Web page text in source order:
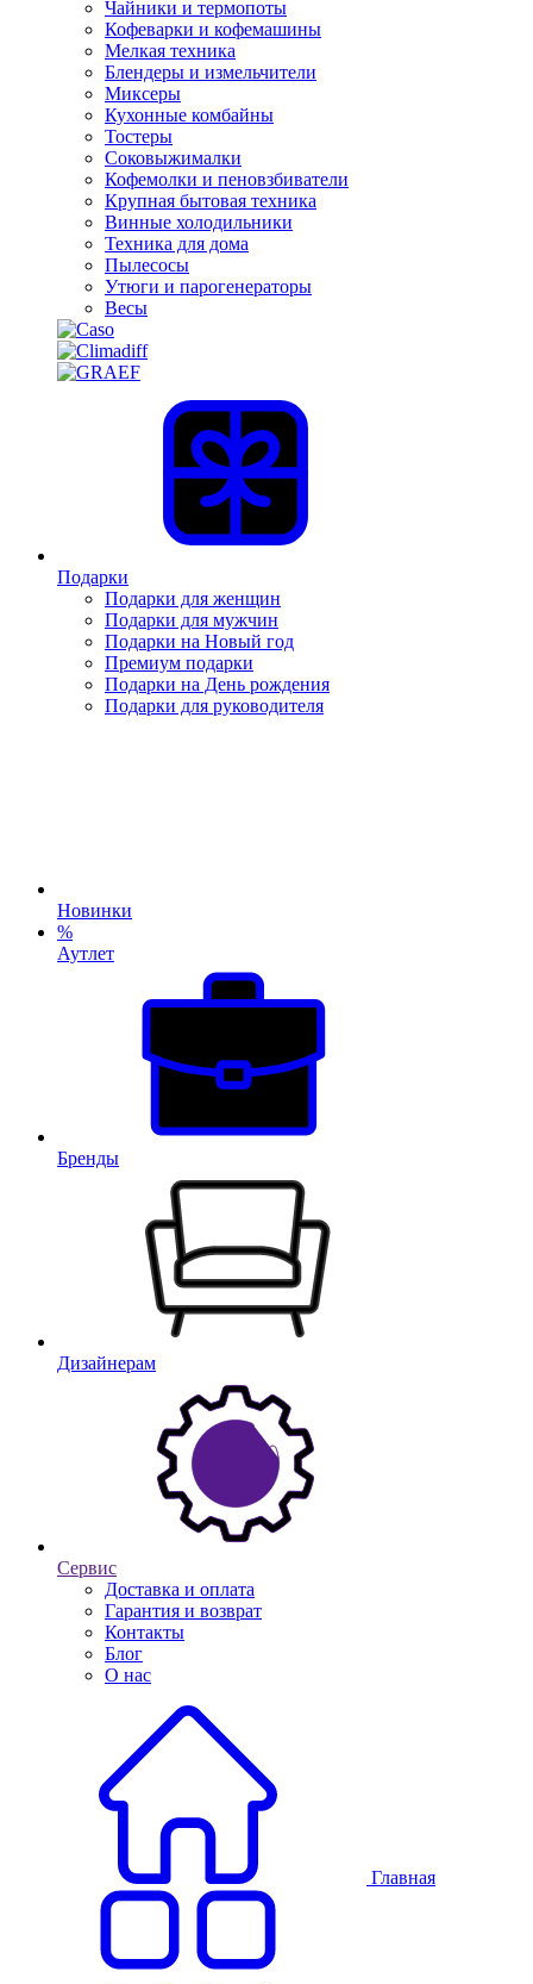
Чайники и термопоты
Кофеварки и кофемашины
Мелкая техника
Блендеры и измельчители
Миксеры
Кухонные комбайны
Тостеры
Соковыжималки
Кофемолки и пеновзбиватели
Крупная бытовая техника
Винные холодильники
Техника для дома
Пылесосы
Утюги и парогенераторы
Весы
Подарки
Подарки для женщин
Подарки для мужчин
Подарки на Новый год
Премиум подарки
Подарки на День рождения
Подарки для руководителя
Новинки
%
Аутлет
Бренды
Дизайнерам
Сервис
Доставка и оплата
Гарантия и возврат
Контакты
Блог
О нас
Главная